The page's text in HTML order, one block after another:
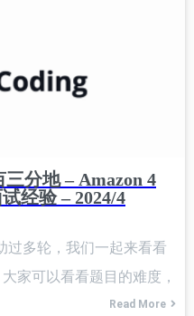
分地 – Amazon 4
经验 – 2024/4
过多轮，我们一起来看看
家可以看看题目的难度，
coding(算法题)：Read More